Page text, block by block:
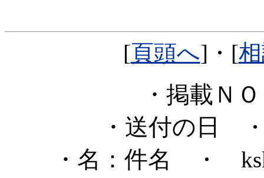
[頁頭へ]・[
・掲載Ｎ
・送付の日
・名：件名 ・